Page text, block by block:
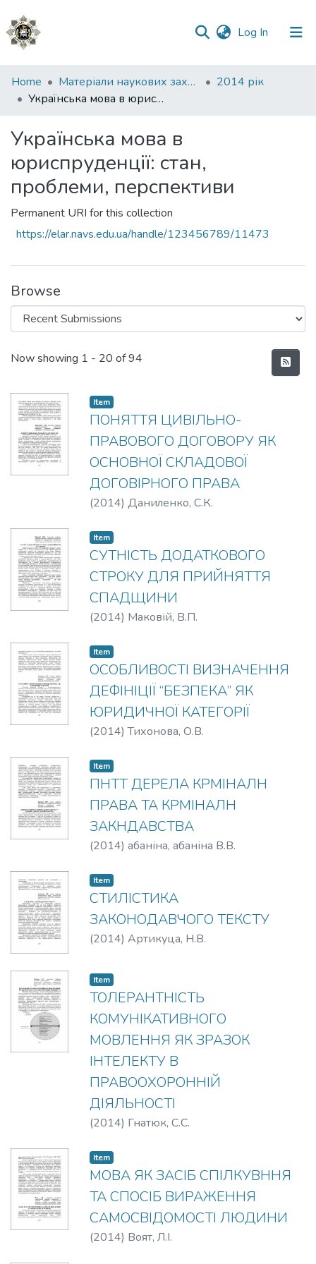
Log In (current)
Communities
&
All of DSpace
Statistics
Home Матеріали наукових заходів
2014 рік
Українська мова в юриспруденції: стан, проблеми, перспективи
Українська мова в
юриспруденції: стан,
проблеми, перспективи
Permanent URI for this collection
https://elar.navs.edu.ua/handle/123456789/11473
Browse
Recent Submissions
Now showing 1 - 20 of 94
Item
ПОНЯТТЯ ЦИВІЛЬНО-
ПРАВОВОГО ДОГОВОРУ ЯК
ОСНОВНОЇ СКЛАДОВОЇ
ДОГОВІРНОГО ПРАВА
(2014) Даниленко, С.К.
Item
СУТНІСТЬ ДОДАТКОВОГО
СТРОКУ ДЛЯ ПРИЙНЯТТЯ
СПАДЩИНИ
(2014) Маковій, В.П.
Item
ОСОБЛИВОСТІ ВИЗНАЧЕННЯ
ДЕФІНІЦІЇ “БЕЗПЕКА” ЯК
ЮРИДИЧНОЇ КАТЕГОРІЇ
(2014)Тихонова, О.В.
Item
ПНТТ ДЕРЕЛА КРМІНАЛН
ПРАВА ТА КРМІНАЛН
ЗАКНДАВСТВА
(2014) абаніна, абаніна В.В.
Item
СТИЛІСТИКА
ЗАКОНОДАВЧОГО ТЕКСТУ
(2014) Артикуца, Н.В.
Item
ТОЛЕРАНТНІСТЬ
КОМУНІКАТИВНОГО
МОВЛЕННЯ ЯК ЗРАЗОК
ІНТЕЛЕКТУ В
ПРАВООХОРОННІЙ
ДІЯЛЬНОСТІ
(2014) Гнатюк, С.С.
Item
МОВА ЯК ЗАСІБ СПІЛКУВННЯ
ТА СПОСІБ ВИРАЖЕННЯ
САМОСВІДОМОСТІ ЛЮДИНИ
(2014) Воят, Л.І.